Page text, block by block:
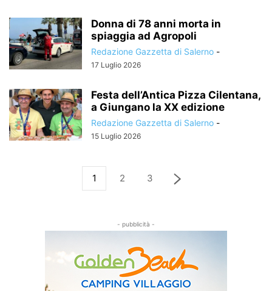
Donna di 78 anni morta in
spiaggia ad Agropoli
Redazione Gazzetta di Salerno -
17 Luglio 2026
Festa dell’Antica Pizza Cilentana,
a Giungano la XX edizione
Redazione Gazzetta di Salerno -
15 Luglio 2026
1 2 3
- pubblicità -